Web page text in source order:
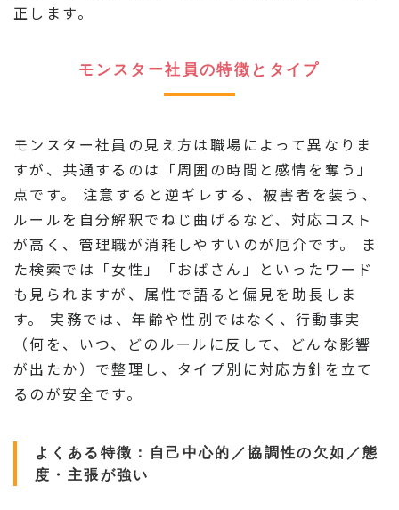
正します。
モンスター社員の特徴とタイプ
モンスター社員の見え方は職場によって異なりま
すが、共通するのは「周囲の時間と感情を奪う」
点です。 注意すると逆ギレする、被害者を装う、
ルールを自分解釈でねじ曲げるなど、対応コスト
が高く、管理職が消耗しやすいのが厄介です。 ま
た検索では「女性」「おばさん」といったワード
も見られますが、属性で語ると偏見を助長しま
す。 実務では、年齢や性別ではなく、行動事実
（何を、いつ、どのルールに反して、どんな影響
が出たか）で整理し、タイプ別に対応方針を立て
るのが安全です。
よくある特徴：自己中心的／協調性の欠如／態
度・主張が強い